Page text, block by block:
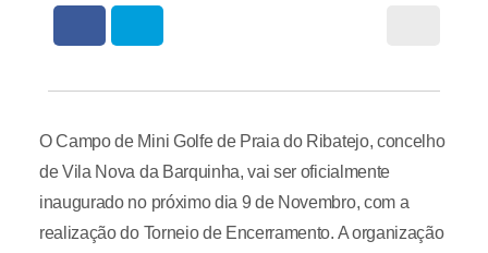
O Campo de Mini Golfe de Praia do Ribatejo, concelho
de Vila Nova da Barquinha, vai ser oficialmente
inaugurado no próximo dia 9 de Novembro, com a
realização do Torneio de Encerramento. A organização